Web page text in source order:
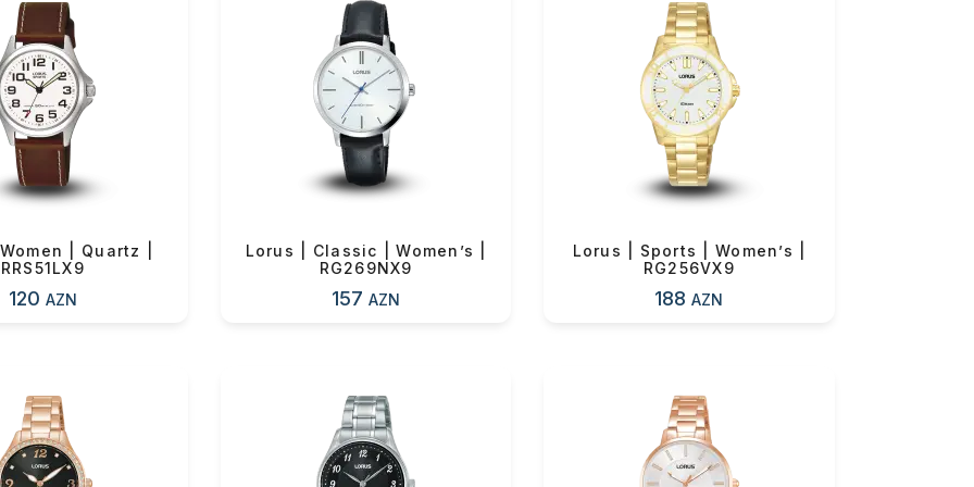
| Quartz |
RRS51LX9
120 AZN
Lorus | Classic | Women’s |
RG269NX9
157AZN
Lorus | Sports | Women’s |
RG256VX9
188AZN
səbətə əlavə edildi
detalları